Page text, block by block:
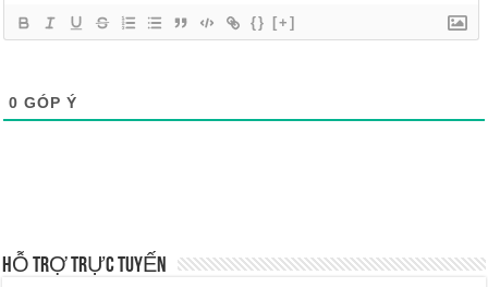
{} [+]
0 GÓP Ý
HỖ TRỢ TRỰC TUYẾN